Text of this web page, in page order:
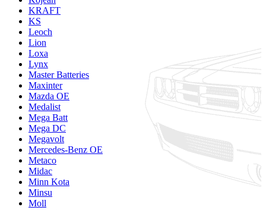
KRAFT
KS
Leoch
Lion
Loxa
Lynx
Master Batteries
Maxinter
Mazda OE
Medalist
Mega Batt
Mega DC
Megavolt
Mercedes-Benz OE
Metaco
Midac
Minn Kota
Minsu
Moll